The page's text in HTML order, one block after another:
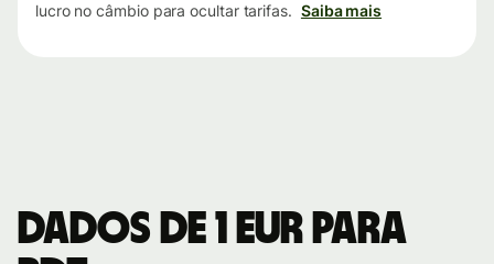
lucro no câmbio para ocultar tarifas. Saiba mais
Dados de 1 EUR para